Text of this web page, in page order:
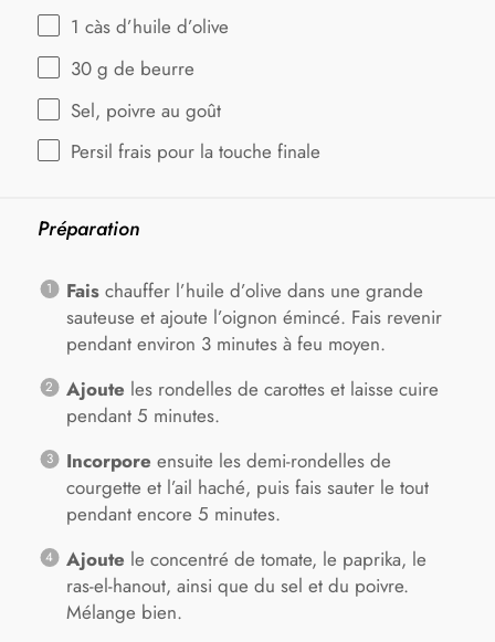
1 càs d’huile d’olive
30 g de beurre
Sel, poivre au goût
Persil frais pour la touche finale
Préparation
Faischauffer l’huile d’olive dans une grande
sauteuse et ajoute l’oignon émincé. Fais revenir
pendant environ 3 minutes à feu moyen.
Ajoute les rondelles de carottes et laisse cuire
pendant 5 minutes.
Incorpore ensuite les demi-rondelles de
courgette et l’ail haché, puis fais sauter le tout
pendant encore 5 minutes.
Ajoute le concentré de tomate, le paprika, le
ras-el-hanout, ainsi que du sel et du poivre.
Mélange bien.